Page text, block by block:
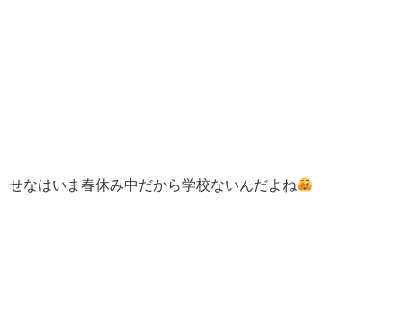
せなはいま春休み中だから学校ないんだよね